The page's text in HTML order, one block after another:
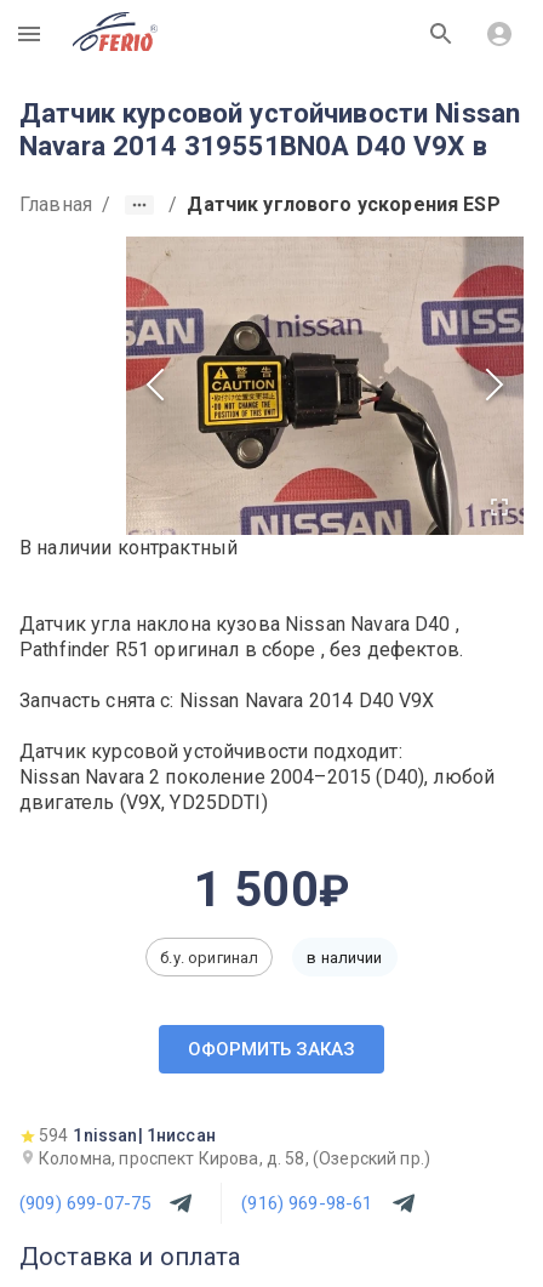
R
Датчик курсовой устойчивости Nissan
Navara 2014 319551BN0A D40 V9X в
Главная / / Датчик углового ускорения ESP
В наличии контрактный
Датчик угла наклона кузова Nissan Navara D40 ,
Pathfinder R51 оригинал в сборе , без дефектов.
Запчасть снята с: Nissan Navara 2014 D40 V9X
Датчик курсовой устойчивости подходит:
Nissan Navara 2 поколение 2004–2015 (D40), любой
двигатель (V9X, YD25DDTI)
1 500
б.у. оригинал в наличии
ОФОРМИТЬ ЗАКАЗ
594 1nissan| 1ниссан
Коломна, проспект Кирова, д. 58, (Озерский пр.)
(909) 699-07-75 (916) 969-98-61
Доставка и оплата